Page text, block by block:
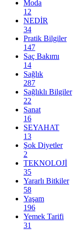
Moda
12
NEDİR
34
Pratik Bilgiler
147
Saç Bakımı
14
Sağlık
287
Sağlıklı Bilgiler
22
Sanat
16
SEYAHAT
13
Şok Diyetler
2
TEKNOLOJİ
35
Yararlı Bitkiler
58
Yaşam
196
Yemek Tarifi
31